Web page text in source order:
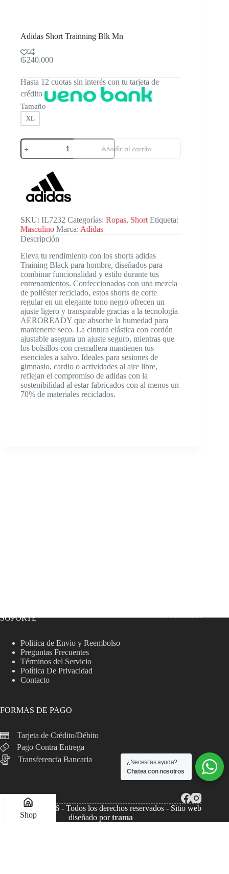
Adidas Short Trainning Blk Mn
₲240.000
Hasta 12 cuotas sin interés con tu tarjeta de
crédito
Tamaño
XL
Adidas
Short
Trainning
cantidad
Añadir al carrito
SKU: IL7232 Categorías: Ropas, Short Etiqueta:
Masculino Marca: Adidas
Descripción
Eleva tu rendimiento con los shorts adidas
Training Black para hombre, diseñados para
combinar funcionalidad y estilo durante tus
entrenamientos. Confeccionados con una mezcla
de poliéster reciclado, estos shorts de corte
regular en un elegante tono negro ofrecen un
ajuste ligero y transpirable gracias a la tecnología
AEROREADY que absorbe la humedad para
mantenerte seco. La cintura elástica con cordón
ajustable asegura un ajuste seguro, mientras que
los bolsillos con cremallera mantienen tus
esenciales a salvo. Ideales para sesiones de
gimnasio, cardio o actividades al aire libre,
reflejan el compromiso de adidas con la
sostenibilidad al estar fabricados con al menos un
70% de materiales reciclados.
SOPORTE
Politica de Envio y Reembolso
Preguntas Frecuentes
Términos del Servicio
Política De Privacidad
Contacto
FORMAS DE PAGO
Tarjeta de Crédito/Débito
Pago Contra Entrega
Transferencia Bancaria
Copyright © 2026 - Todos los derechos reservados - Sitio web
diseñado portrama
¿Necesitas ayuda?
Chatea con nosotros
Shop